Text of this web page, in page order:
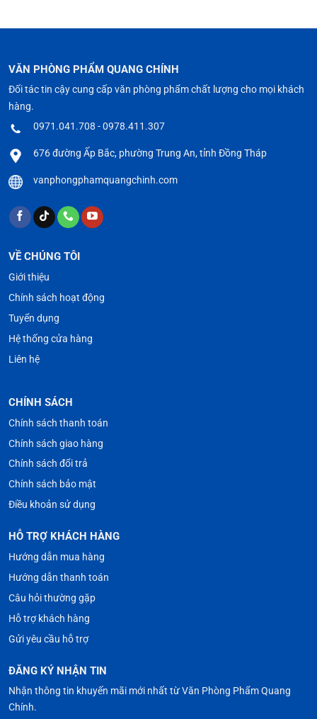
VĂN PHÒNG PHẨM QUANG CHÍNH
Đối tác tin cậy cung cấp văn phòng phẩm chất lượng cho mọi khách
hàng.
0971.041.708 - 0978.411.307
676 đường Ấp Bắc, phường Trung An, tỉnh Đồng Tháp
vanphongphamquangchinh.com
VỀ CHÚNG TÔI
Giới thiệu
Chính sách hoạt động
Tuyển dụng
Hệ thống cửa hàng
Liên hệ
CHÍNH SÁCH
Chính sách thanh toán
Chính sách giao hàng
Chính sách đổi trả
Chính sách bảo mật
Điều khoản sử dụng
HỖ TRỢ KHÁCH HÀNG
Hướng dẫn mua hàng
Hướng dẫn thanh toán
Câu hỏi thường gặp
Hỗ trợ khách hàng
Gửi yêu cầu hỗ trợ
ĐĂNG KÝ NHẬN TIN
Nhận thông tin khuyến mãi mới nhất từ Văn Phòng Phẩm Quang
Chính.